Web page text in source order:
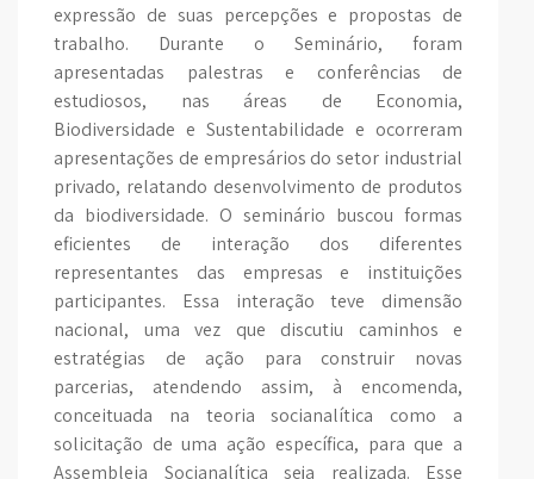
expressão de suas percepções e propostas de
trabalho. Durante o Seminário, foram
apresentadas palestras e conferências de
estudiosos, nas áreas de Economia,
Biodiversidade e Sustentabilidade e ocorreram
apresentações de empresários do setor industrial
privado, relatando desenvolvimento de produtos
da biodiversidade. O seminário buscou formas
eficientes de interação dos diferentes
representantes das empresas e instituições
participantes. Essa interação teve dimensão
nacional, uma vez que discutiu caminhos e
estratégias de ação para construir novas
parcerias, atendendo assim, à encomenda,
conceituada na teoria socianalítica como a
solicitação de uma ação específica, para que a
Assembleia Socianalítica seja realizada. Esse